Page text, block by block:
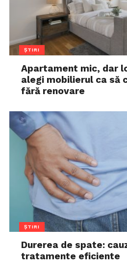
ȘTIRI
Apartament mic, dar
alegi mobilierul ca să
fără renovare
ȘTIRI
Durerea de spate:
tratamente eficiente